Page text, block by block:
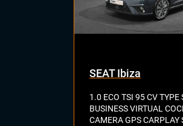
SEAT Ibiza
1.0 ECO TSI 95 CV TYPE
BUSINESS VIRTUAL
CAMERA GPS CARPLAY